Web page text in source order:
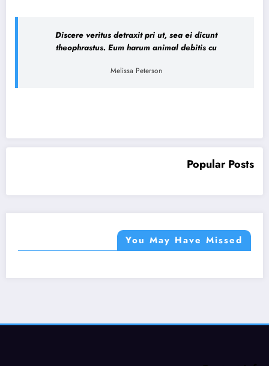
Discere veritus detraxit pri ut, sea ei dicunt
theophrastus. Eum harum animal debitis cu
Melissa Peterson
Popular Posts
You May Have Missed